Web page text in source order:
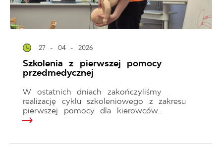
27 - 04 - 2026
Szkolenia z pierwszej pomocy
przedmedycznej
W ostatnich dniach zakończyliśmy
realizację cyklu szkoleniowego z zakresu
pierwszej pomocy dla kierowców...